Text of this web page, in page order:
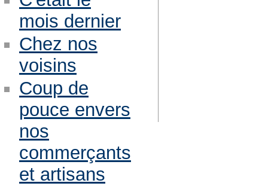
mois dernier
Chez nos
voisins
Coup de
pouce envers
nos
commerçants
et artisans